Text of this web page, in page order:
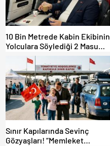
10 Bin Metrede Kabin Ekibinin
Yolculara Söylediği 2 Masum
Sınır Kapılarında Sevinç
Gözyaşları! “Memleket